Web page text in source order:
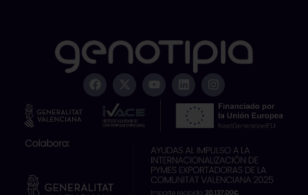
F
a
c
X
-
t
w
i
Y
o
u
e
L
i
n
k
e
i
n
I
n
s
a
r
a
m